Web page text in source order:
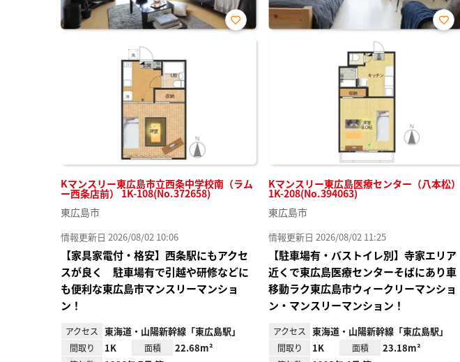
Kマンスリー東広島市立西条中学校南（ラム
ー西条店前） 1K-108(No.372658)
お気
東広島市
情報更新日 2026/08/02 10:06
【家具家電付・格安】西条駅にもアクセ
スが良く 駐車場有で引越や研修などに
も便利な東広島市マンスリーマンショ
ン！
アクセス 東海道・山陽新幹線「東広島駅」
間取り 1K 面積 22.68m²
Kマンスリー東広島医療センター（八本松）
1K-208(No.394063)
お気
東広島市
情報更新日 2026/08/02 11:25
【駐車場有・バストイレ別】寺家エリア
近くで東広島医療センターそばにあり車
移動ラク東広島市ウィークリーマンショ
ン・マンスリーマンション！
アクセス 東海道・山陽新幹線「東広島駅」
間取り 1K 面積 23.18m²